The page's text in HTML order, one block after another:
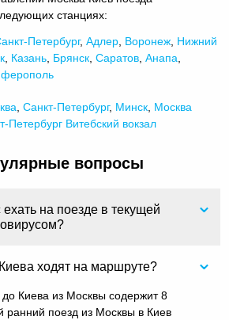
станциях:
Петербург,Адлер Воронеж Нижний
Казань Брянск ,Саратов ,Анапа
,Санкт-Петербург, Минск Москва
Петербург Витебский вокзал
вопросы
на поезде в текущей
ходят на маршруте?
Киева из Москвы содержит 8
поезд из Москвы в Киев